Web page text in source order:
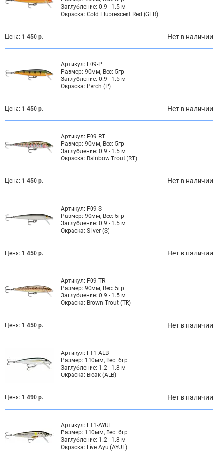
Заглубление: 0.9 - 1.5 м
Окраска: Gold Fluorescent Red (GFR)
Цена: 1 450 р. Нет в наличии
Артикул: F09-P
Размер: 90мм, Вес: 5гр
Заглубление: 0.9 - 1.5 м
Окраска: Perch (P)
Цена: 1 450 р. Нет в наличии
Артикул: F09-RT
Размер: 90мм, Вес: 5гр
Заглубление: 0.9 - 1.5 м
Окраска: Rainbow Trout (RT)
Цена: 1 450 р. Нет в наличии
Артикул: F09-S
Размер: 90мм, Вес: 5гр
Заглубление: 0.9 - 1.5 м
Окраска: SIlver (S)
Цена: 1 450 р. Нет в наличии
Артикул: F09-TR
Размер: 90мм, Вес: 5гр
Заглубление: 0.9 - 1.5 м
Окраска: Brown Trout (TR)
Цена: 1 450 р. Нет в наличии
Артикул: F11-ALB
Размер: 110мм, Вес: 6гр
Заглубление: 1.2 - 1.8 м
Окраска: Bleak (ALB)
Цена: 1 490 р. Нет в наличии
Артикул: F11-AYUL
Размер: 110мм, Вес: 6гр
Заглубление: 1.2 - 1.8 м
Окраска: Live Ayu (AYUL)